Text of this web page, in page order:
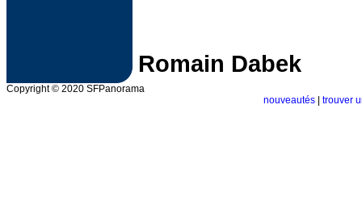
Romain Dabek
Copyright © 2020 SFPanorama
nouveautés
trouver